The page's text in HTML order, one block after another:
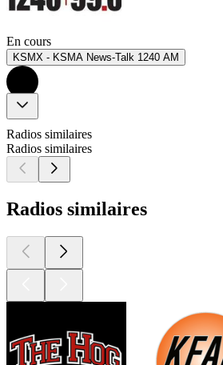
En cours
KSMX - KSMA News-Talk 1240 AM
Radios similaires
Radios similaires
Radios similaires